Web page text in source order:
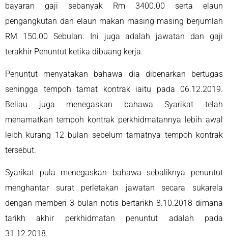
bayaran gaji sebanyak Rm 3400.00 serta elaun
pengangkutan dan elaun makan masing-masing berjumlah
RM 150.00 Sebulan. Ini juga adalah jawatan dan gaji
terakhir Penuntut ketika dibuang kerja.
Penuntut menyatakan bahawa dia dibenarkan bertugas
sehingga tempoh tamat kontrak iaitu pada 06.12.2019.
Beliau juga menegaskan bahawa Syarikat telah
menamatkan tempoh kontrak perkhidmatannya lebih awal
leibh kurang 12 bulan sebelum tamatnya tempoh kontrak
tersebut.
Syarikat pula menegaskan bahawa sebaliknya penuntut
menghantar surat perletakan jawatan secara sukarela
dengan memberi 3 bulan notis bertarikh 8.10.2018 dimana
tarikh akhir perkhidmatan penuntut adalah pada
31.12.2018.